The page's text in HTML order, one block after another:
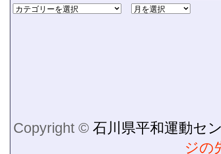
Copyright © 石川県平和運動セ
ジの